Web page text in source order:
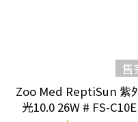
售
Zoo Med ReptiSun 紫
光10.0 26W # FS-C10E